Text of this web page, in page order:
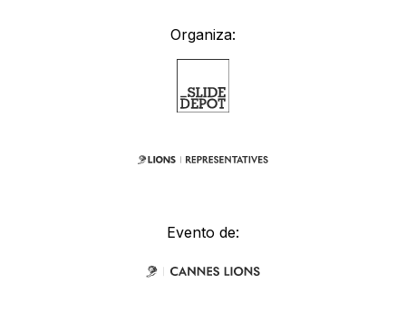
Organiza:
Evento de: